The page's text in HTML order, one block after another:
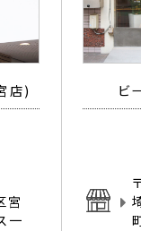
店)
宮
一
ビ